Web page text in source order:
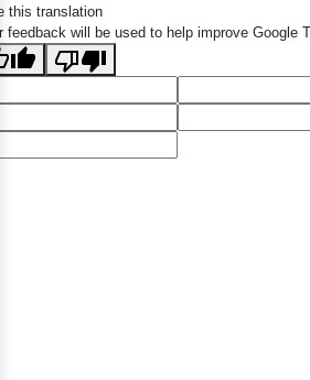
this translation
feedback will be used to help improve Google